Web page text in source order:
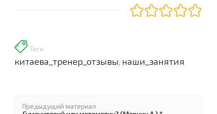
Теги
китаева_тренер_отзывы наши_занятия
Предыдущий материал